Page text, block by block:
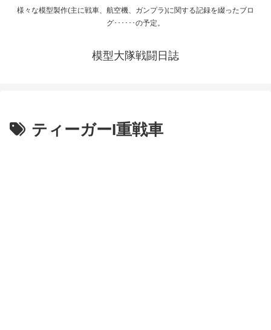
様々な模型製作(主に戦車、航空機、ガンプラ)に関する記録を綴ったブロ
グ･･････の予定。
模型大隊戦闘日誌
ティーガーI重戦車